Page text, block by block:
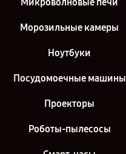
Морозильные камеры
Ноутбуки
Посудомоечные машины
Проекторы
Роботы-пылесосы